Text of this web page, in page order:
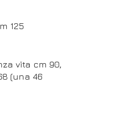
125
vita cm 90,
(una 46